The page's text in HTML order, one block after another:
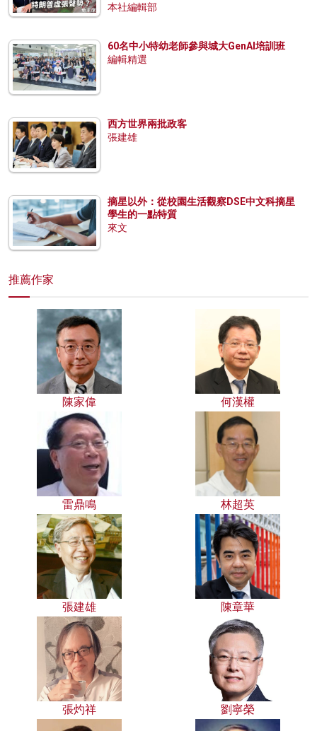
本社編輯部
60名中小特幼老師參與城大GenAI培訓班
編輯精選
西方世界兩批政客
張建雄
摘星以外：從校園生活觀察DSE中文科摘星
學生的一點特質
來文
推薦作家
陳家偉 何漢權
雷鼎鳴 林超英
張建雄 陳章華
張灼祥 劉寧榮